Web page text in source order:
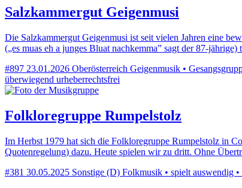
Salzkammergut Geigenmusi
Die Salzkammergut Geigenmusi ist seit vielen Jahren eine
(„es muas eh a junges Bluat nachkemma” sagt der 87-
#897 23.01.2026 Oberösterreich Geigenmusik •
überwiegend urheberrechtsfrei
Folkloregruppe Rumpelstolz
Im Herbst 1979 hat sich die Folkloregruppe Rumpelstolz in
Quotenregelung) dazu. Heute spielen wir zu dritt. Ohne
#381 30.05.2025 Sonstige (D) Folkmusik • spielt auswendig